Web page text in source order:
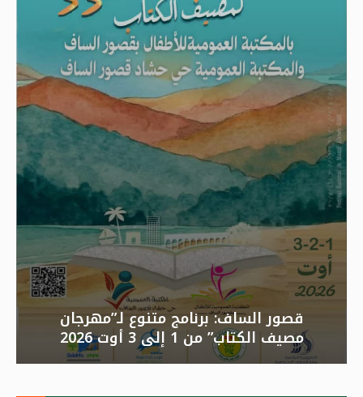
قصور الساف: برنامج متنوع لـ”مهرجان
مصيف الكتاب” من 1 إلى 3 أوت 2026